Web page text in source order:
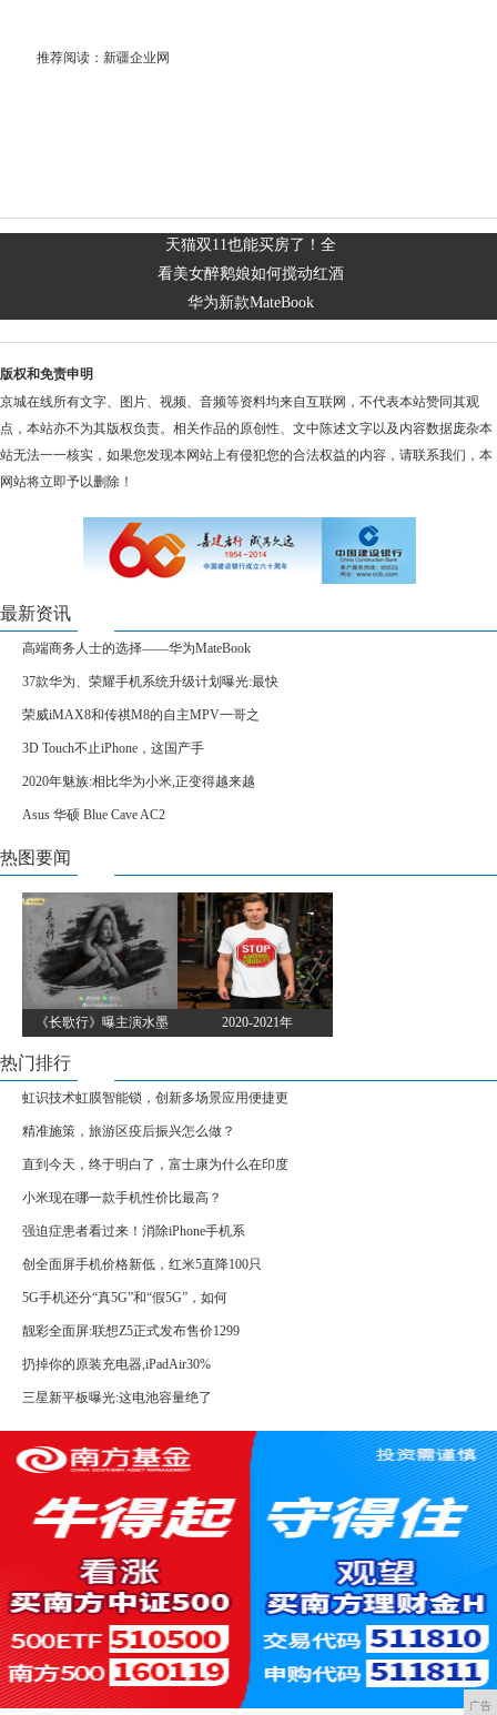
推荐阅读： 新疆企业网
天猫双11也能买房了！全
看美女醉鹅娘如何搅动红酒
华为新款MateBook
版权和免责申明
京城在线所有文字、图片、视频、音频等资料均来自互联网，不代表本站赞同其观
点，本站亦不为其版权负责。相关作品的原创性、文中陈述文字以及内容数据庞杂本
站无法一一核实，如果您发现本网站上有侵犯您的合法权益的内容，请联系我们，本
网站将立即予以删除！
最新资讯
高端商务人士的选择——华为MateBook
37款华为、荣耀手机系统升级计划曝光:最快
荣威iMAX8和传祺M8的自主MPV一哥之
3D Touch不止iPhone，这国产手
2020年魅族:相比华为小米,正变得越来越
Asus 华硕 Blue Cave AC2
热图要闻
《长歌行》曝主演水墨 2020-2021年
热门排行
虹识技术虹膜智能锁，创新多场景应用便捷更
精准施策，旅游区疫后振兴怎么做？
直到今天，终于明白了，富士康为什么在印度
小米现在哪一款手机性价比最高？
强迫症患者看过来！消除iPhone手机系
创全面屏手机价格新低，红米5直降100只
5G手机还分“真5G”和“假5G”，如何
靓彩全面屏:联想Z5正式发布售价1299
扔掉你的原装充电器,iPadAir30%
三星新平板曝光:这电池容量绝了
广告